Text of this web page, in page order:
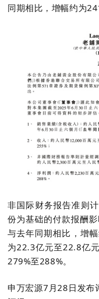
同期相比，增幅约为
非国际财务报告准则
份为基础的付款报酬
与去年同期相比，增
为22.3亿元至22.8亿
279%至288%。
申万宏源7月28日发布